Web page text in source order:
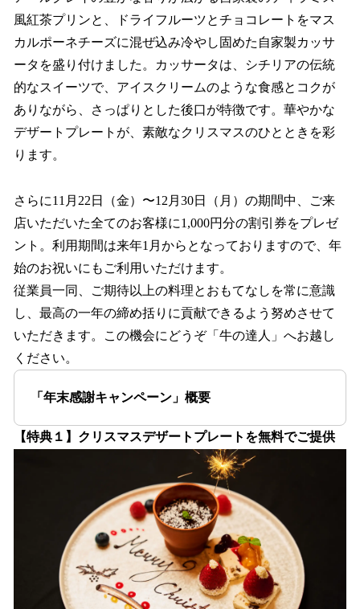
風紅茶プリンと、ドライフルーツとチョコレートをマス
カルポーネチーズに混ぜ込み冷やし固めた⾃家製カッサ
ータを盛り付けました。カッサータは、シチリアの伝統
的なスイーツで、アイスクリームのような⾷感とコクが
ありながら、さっぱりとした後⼝が特徴です。華やかな
デザートプレートが、素敵なクリスマスのひとときを彩
ります。
さらに11⽉22⽇（⾦）〜12⽉30⽇（月）の期間中、ご来
店いただいた全てのお客様に1,000円分の割引券をプレゼ
ント。利⽤期間は来年1⽉からとなっておりますので、年
始のお祝いにもご利⽤いただけます。
従業員⼀同、ご期待以上の料理とおもてなしを常に意識
し、最⾼の⼀年の締め括りに貢献できるよう努めさせて
いただきます。この機会にどうぞ「⽜の達⼈」へお越し
ください。
「年末感謝キャンペーン」概要
【特典１】クリスマスデザートプレートを無料でご提供